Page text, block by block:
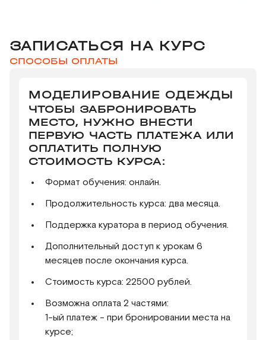
ЗАПИСАТЬСЯ НА КУРС
СПОСОБЫ ОПЛАТЫ
МОДЕЛИРОВАНИЕ ОДЕЖДЫ
ЧТОБЫ ЗАБРОНИРОВАТЬ
МЕСТО, НУЖНО ВНЕСТИ
ПЕРВУЮ ЧАСТЬ ПЛАТЕЖА ИЛИ
ОПЛАТИТЬ ПОЛНУЮ
СТОИМОСТЬ КУРСА:
Формат обучения: онлайн.
Продолжительность курса: два месяца.
Поддержка куратора в период обучения.
Дополнительный доступ к урокам 6
месяцев после окончания курса.
Стоимость курса: 22500 рублей.
Возможна оплата 2 частями:
1-ый платеж - при бронировании места на
курсе;